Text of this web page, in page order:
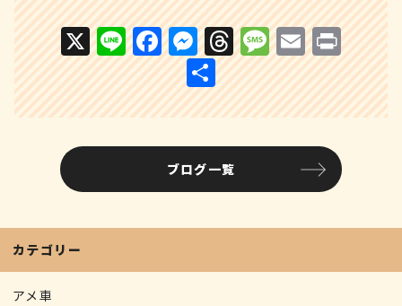
X Li
n
e
F
a
c
e
b
o
M
e
s
s
e
n
r
T
h
r
e
a
d
M
e
s
s
a
g
E
m
ai
l
P
ri
n
t
共
有
ブログ一覧
カテゴリー
アメ車